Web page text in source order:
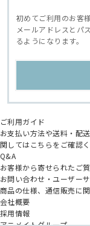
初めてご利用のお客
メールアドレスとパ
るようになります。
ご利用ガイド
お支払い方法や送料・配
関してはこちらをご確認く
Q&A
お客様から寄せられたご
お問い合わせ・ユーザー
商品の仕様、通信販売に
会社概要
採用情報